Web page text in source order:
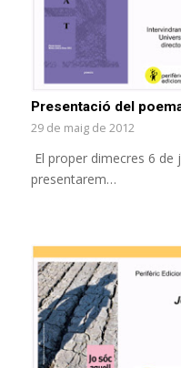
Presentació del
29 de maig de 2012
El proper dimecres 6 de
presentarem…